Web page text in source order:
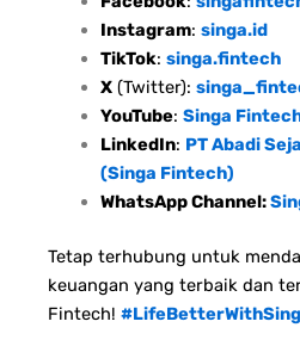
Instagram: singa.id
TikTok: singa.fintech
X(Twitter):
YouTube: Singa
LinkedIn: PT Abadi
(Singa Fintech)
WhatsApp Channel:
Tetap terhubung untuk
keuangan yang terbaik dan
Fintech!